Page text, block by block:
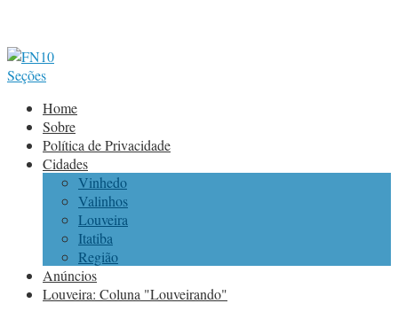
Seções
Home
Sobre
Política de Privacidade
Cidades
Vinhedo
Valinhos
Louveira
Itatiba
Região
Anúncios
Louveira: Coluna "Louveirando"